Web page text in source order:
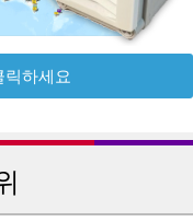
하세요